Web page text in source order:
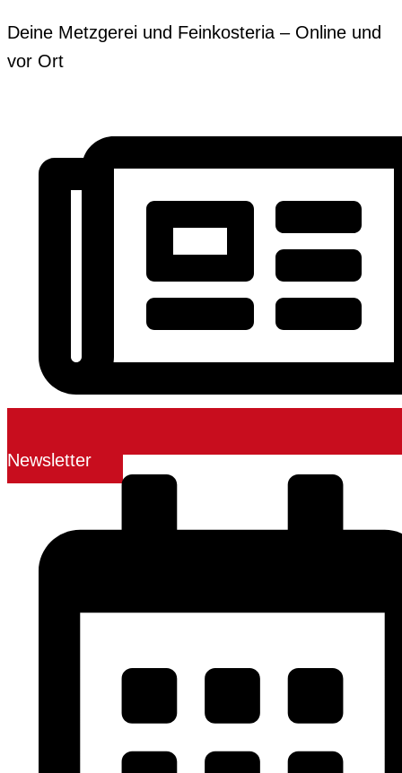
Inhalt
springen
Deine Metzgerei und Feinkosteria – Online und
vor Ort
Newsletter